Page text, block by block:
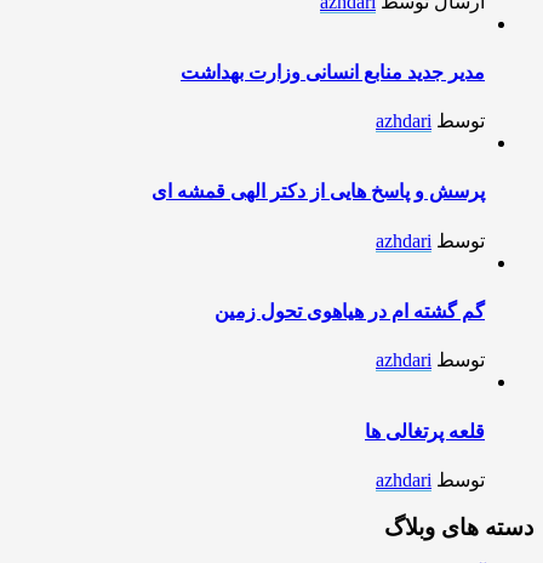
مدیر جدید منابع انسانی وزارت بهداشت
توسط azhdari
پرسش و پاسخ هایی از دکتر الهی قمشه ای
توسط azhdari
گم گشته ام در هیاهوی تحول زمین
توسط azhdari
قلعه پرتغالی ها
توسط azhdari
دسته های وبلاگ